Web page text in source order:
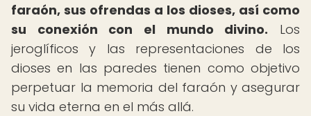
faraón, sus ofrendas a los dioses, así como
su conexión con el mundo divino. Los
jeroglíficos y las representaciones de los
dioses en las paredes tienen como objetivo
perpetuar la memoria del faraón y asegurar
su vida eterna en el más allá.